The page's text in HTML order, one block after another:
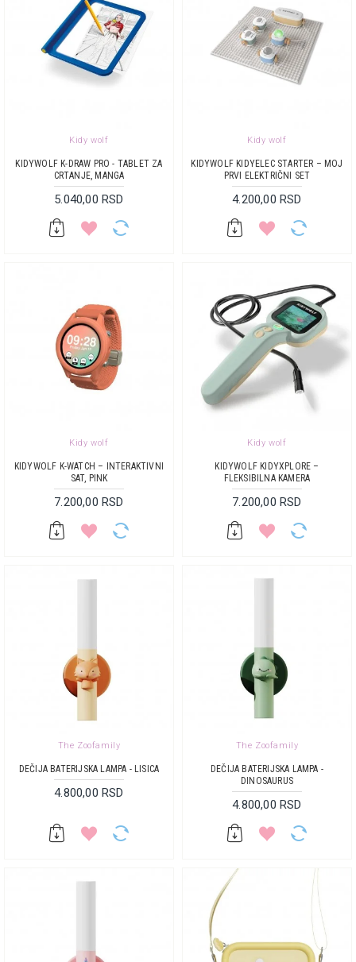
Kidy wolf
KIDYWOLF K-DRAW PRO - TABLET ZA
CRTANJE, MANGA
5.040,00 RSD
Kidy wolf
KIDYWOLF KIDYELEC STARTER – MOJ
PRVI ELEKTRIČNI SET
4.200,00 RSD
Kidy wolf
KIDYWOLF K-WATCH – INTERAKTIVNI
SAT, PINK
7.200,00 RSD
Kidy wolf
KIDYWOLF KIDYXPLORE –
FLEKSIBILNA KAMERA
7.200,00 RSD
The Zoofamily
DEČIJA BATERIJSKA LAMPA - LISICA
4.800,00 RSD
The Zoofamily
DEČIJA BATERIJSKA LAMPA -
DINOSAURUS
4.800,00 RSD